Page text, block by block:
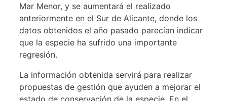
Mar Menor, y se aumentará el realizado
anteriormente en el Sur de Alicante, donde los
datos obtenidos el año pasado parecían indicar
que la especie ha sufrido una importante
regresión.
La información obtenida servirá para realizar
propuestas de gestión que ayuden a mejorar el
estado de conservación de la especie. En el